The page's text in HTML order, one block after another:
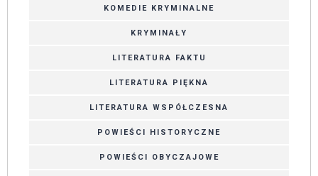
KOMEDIE KRYMINALNE
KRYMINAŁY
LITERATURA FAKTU
LITERATURA PIĘKNA
LITERATURA WSPÓŁCZESNA
POWIEŚCI HISTORYCZNE
POWIEŚCI OBYCZAJOWE